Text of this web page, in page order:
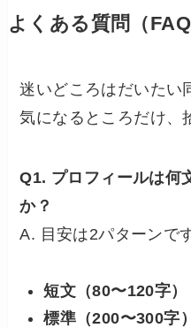
よくある質問（FAQ
迷いどころはだいたい
気になるところだけ、
Q1. プロフィールは何
か？
A. 目安は2パターンです
短文（80〜120字）
標準（200〜300字）